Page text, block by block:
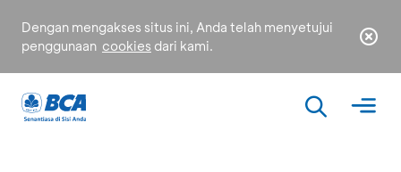
Dengan mengakses situs ini, Anda telah menyetujui
penggunaan cookies dari kami.